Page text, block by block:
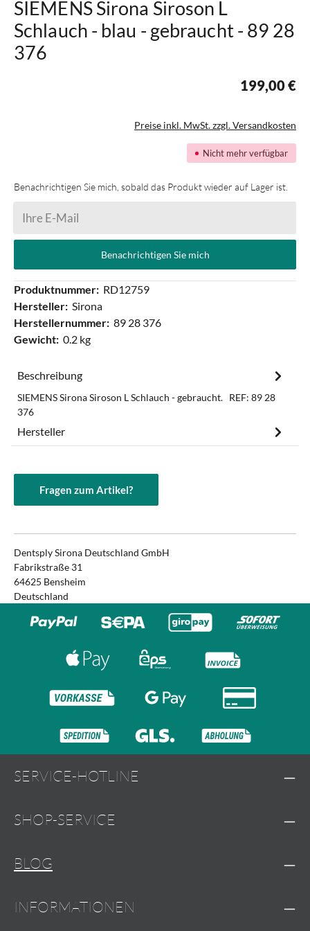
SIEMENS Sirona Siroson L
Schlauch - blau - gebraucht - 89 28
376
199,00 €
Preise inkl. MwSt. zzgl. Versandkosten
Nicht mehr verfügbar
Benachrichtigen Sie mich, sobald das Produkt wieder auf Lager ist.
Benachrichtigen Sie mich
Produktnummer: RD12759
Hersteller: Sirona
Herstellernummer: 89 28 376
Gewicht: 0.2 kg
Beschreibung
SIEMENS Sirona Siroson L Schlauch - gebraucht. REF: 89 28
376
Hersteller
Fragen zum Artikel?
Dentsply Sirona Deutschland GmbH
Fabrikstraße 31
64625 Bensheim
Deutschland
SERVICE-HOTLINE
SHOP-SERVICE
BLOG
INFORMATIONEN